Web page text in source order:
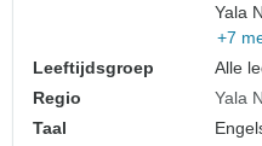
Yala
+7
Leeftijdsgroep
Alle
Regio
Yala
Taal